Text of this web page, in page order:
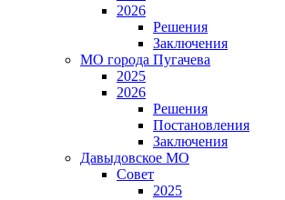
2026
Решения
Заключения
МО города Пугачева
2025
2026
Решения
Постановления
Заключения
Давыдовское МО
Совет
2025